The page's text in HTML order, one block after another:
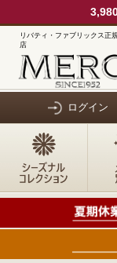
リバティ・ファブリックス正
店
ログイン